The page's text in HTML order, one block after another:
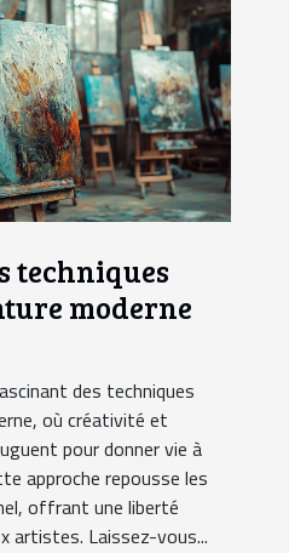
techniques
moderne
des techniques
où créativité et
pour donner vie à
approche repousse les
offrant une liberté
artistes. Laissez-vous...